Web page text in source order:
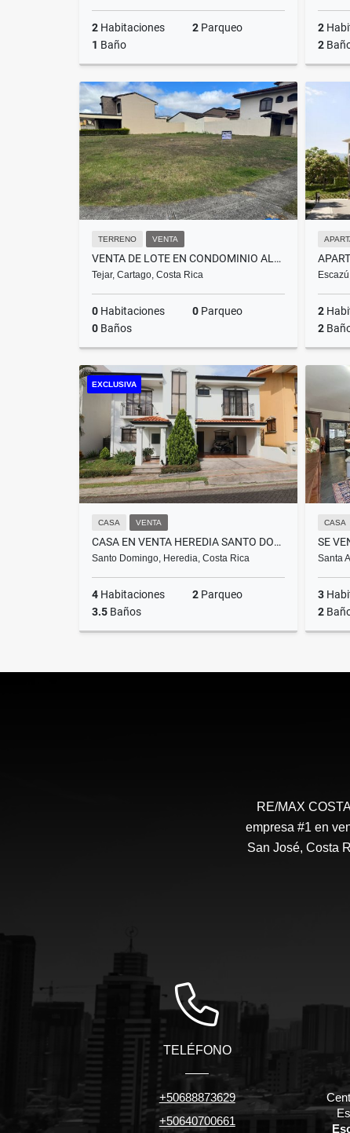
2 Habitaciones 2 Parqueo
1 Baño
Alquiler
₡500.000
2
2
TERRENO VENTA
VENTA DE LOTE EN CONDOMINIO ALBACETE
Tejar, Cartago, Costa Rica
0 Habitaciones 0 Parqueo
0 Baños
Venta
US$110,000
2
2
EXCLUSIVA
CASA VENTA
CASA EN VENTA HEREDIA SANTO DOMINGO HABITACIÓN EN PLANTA BAJA KIMS
Santo Domingo, Heredia, Costa Rica
4 Habitaciones 2 Parqueo
3.5 Baños
US$310,000
CASA
Santa
3
2
RE/MAX
empresa #1 en
San José, Costa
TELÉFONO
+50688873629
+50640700661